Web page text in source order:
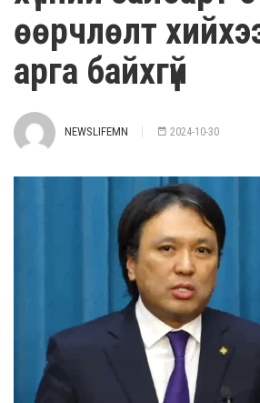
өөрчлөлт
арга байхгүй
NEWSLIFEMN 2024-10-30